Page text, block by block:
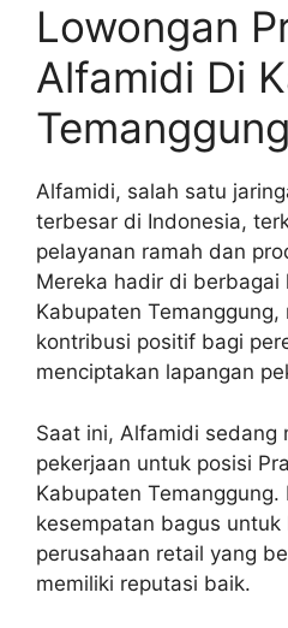
Lowongan
Alfamidi Di
Temanggung
Alfamidi, salah satu
terbesar di Indonesia,
pelayanan ramah dan
Mereka hadir di berbagai
Kabupaten Temanggung,
kontribusi positif bagi
menciptakan lapangan
Saat ini, Alfamidi sedang
pekerjaan untuk posisi
Kabupaten Temanggung.
kesempatan bagus
perusahaan retail yang
memiliki reputasi baik.